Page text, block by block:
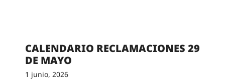
CALENDARIO RECLAMACIONES 29
DE MAYO
1 junio, 2026